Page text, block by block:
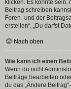
klicken. Es könnte
Beitrag schreiben
Foren- und der
erstellen“, „Du darfst
Nach oben
Wie kann ich einen
Wenn du nicht
Beiträge bearbeiten
du das „Ändere